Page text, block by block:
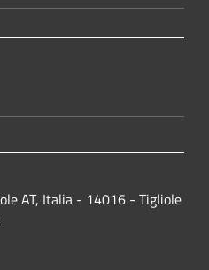
AT, Italia - 14016 - Tigliole